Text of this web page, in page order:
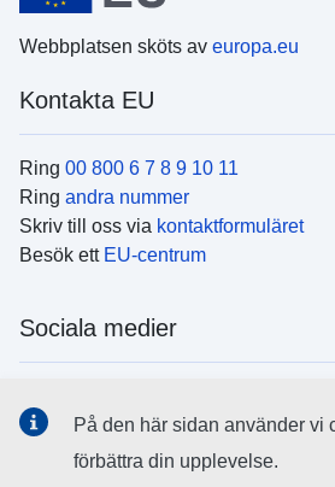
Webbplatsen sköts av europa.eu
Kontakta EU
Ring 00 800 6 7 8 9 10 11
Ring andra nummer
Skriv till oss via kontaktformuläret
Besök ett EU-centrum
Sociala medier
På den här sidan använder vi
förbättra din upplevelse.